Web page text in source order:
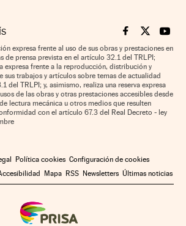
Cinco Días en
Cinco Días
Cinco
expresa frente al uso de sus obras y prestaciones en
de prensa prevista en el artículo 32.1 del TRLPI;
expresa frente a la reproducción, distribución y
sus trabajos y artículos sobre temas de actualidad
del TRLPI; y, asimismo, realiza una reserva expresa
de las obras y otras prestaciones accesibles desde
lectura mecánica u otros medios que resulten
con el artículo 67.3 del Real Decreto - ley
Política cookies Configuración de cookies
Mapa RSS Newsletters Últimas noticias